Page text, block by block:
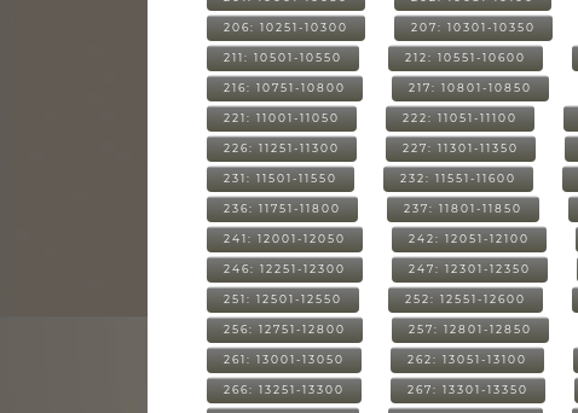
206: 10251-10300 207: 10301-10350
211: 10501-10550 212: 10551-10600
216: 10751-10800 217: 10801-10850
221: 11001-11050 222: 11051-11100
226: 11251-11300 227: 11301-11350
231: 11501-11550 232: 11551-11600
236: 11751-11800 237: 11801-11850
241: 12001-12050 242: 12051-12100
246: 12251-12300 247: 12301-12350
251: 12501-12550 252: 12551-12600
256: 12751-12800 257: 12801-12850
261: 13001-13050 262: 13051-13100
266: 13251-13300 267: 13301-13350